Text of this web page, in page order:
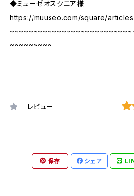
◆ミューゼオスクエア様
https://muuseo.com/square/
~~~~~~~~~
レビュー
保存 シェア